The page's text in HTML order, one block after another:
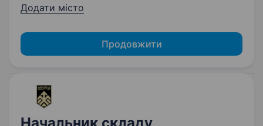
Додати місто
Продовжити